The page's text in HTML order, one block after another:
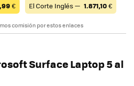
€ El Corte Inglés — 1.871,10€
comisión por estos enlaces
Surface Laptop 5 al